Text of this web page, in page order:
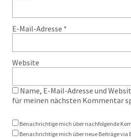
E-Mail-Adresse *
Website
Name, E-Mail-Adresse und
für meinen nächsten Kommentar
Benachrichtige mich über nachfolgende
Benachrichtige mich über neue Beiträge via